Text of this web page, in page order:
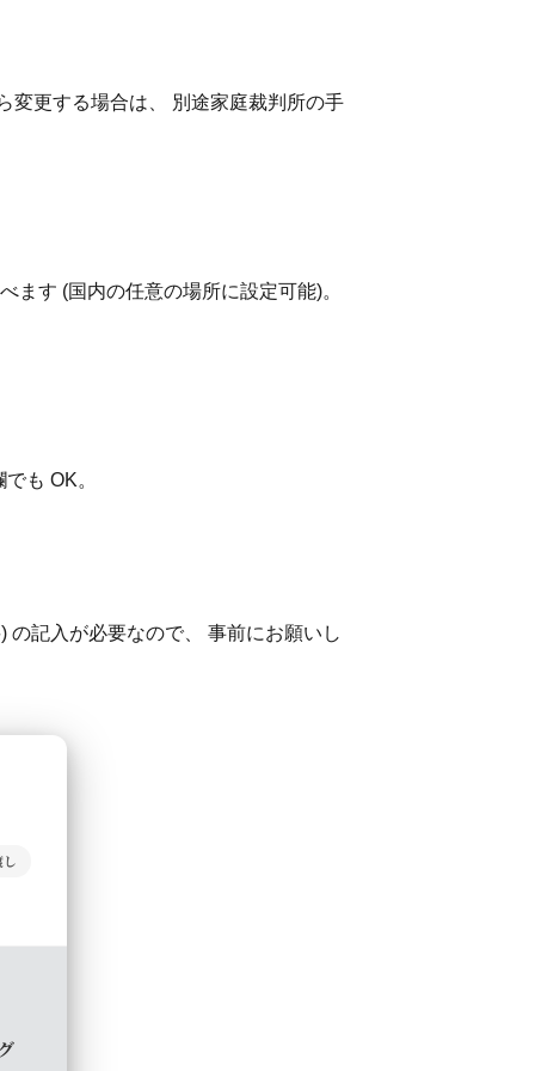
変更する場合は、 別途家庭裁判所の手
ます (国内の任意の場所に設定可能)。
も OK。
の記入が必要なので、 事前にお願いし